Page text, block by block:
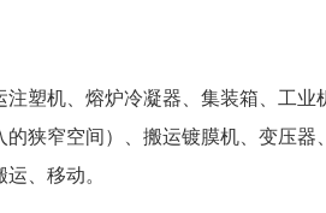
塑机、熔炉冷凝器、集装箱、工业
狭窄空间）、搬运镀膜机、变压器、
、移动。